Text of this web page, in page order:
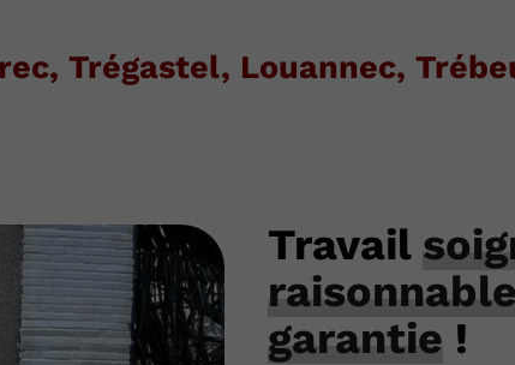
Trégastel, Louannec,
Travail
garantie !